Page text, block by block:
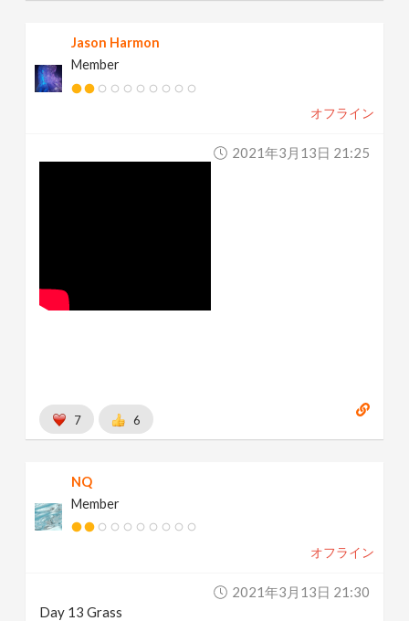
Jason Harmon
Member
オフライン
2021年3月13日 21:25
7 6
NQ
Member
オフライン
2021年3月13日 21:30
Day 13 Grass